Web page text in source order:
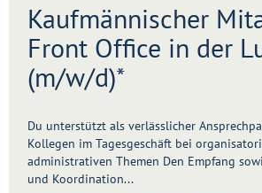
Kaufmännischer
Front Office in der
(m/w/d)*
Du unterstützt als verlässlicher
Kollegen im Tagesgeschäft bei
administrativen Themen Den Empfang
und Koordination...